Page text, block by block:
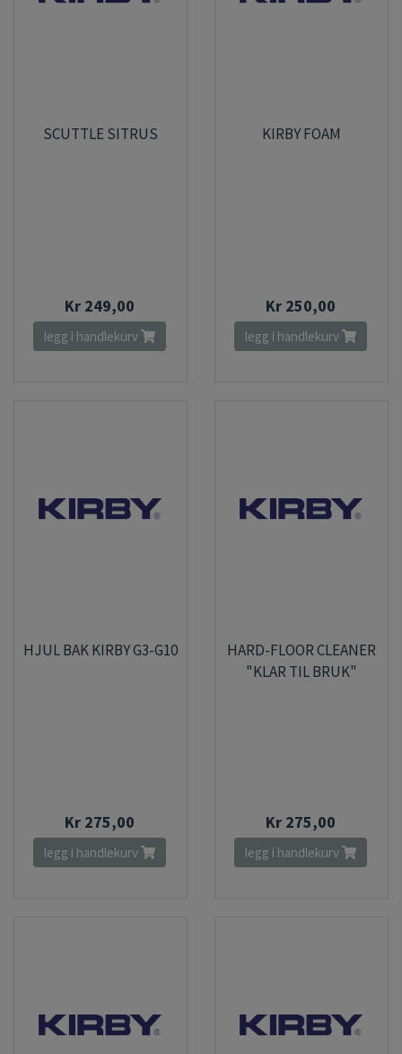
SCUTTLE SITRUS
Kr 249,00
legg i handlekurv
KIRBY FOAM
Kr 250,00
legg i handlekurv
HJUL BAK KIRBY G3-G10
Kr 275,00
legg i handlekurv
HARD-FLOOR CLEANER
"KLAR TIL BRUK"
Kr 275,00
legg i handlekurv